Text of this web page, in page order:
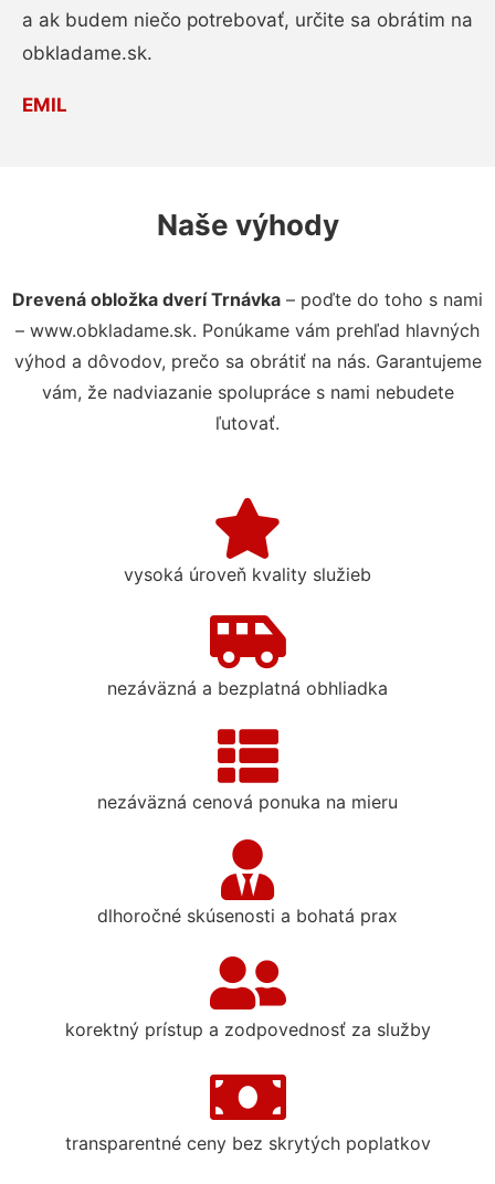
a ak budem niečo potrebovať, určite sa obrátim na
obkladame.sk.
EMIL
Naše výhody
Drevená obložka dverí Trnávka – poďte do toho s nami
– www.obkladame.sk. Ponúkame vám prehľad hlavných
výhod a dôvodov, prečo sa obrátiť na nás. Garantujeme
vám, že nadviazanie spolupráce s nami nebudete
ľutovať.
vysoká úroveň kvality služieb
nezáväzná a bezplatná obhliadka
nezáväzná cenová ponuka na mieru
dlhoročné skúsenosti a bohatá prax
korektný prístup a zodpovednosť za služby
transparentné ceny bez skrytých poplatkov